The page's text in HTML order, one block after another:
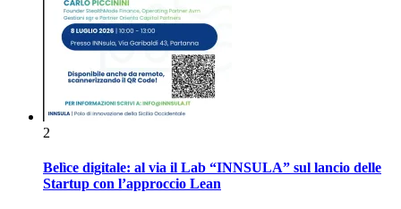
2
Belìce digitale: al via il Lab “INNSULA” sul lancio delle
Startup con l’approccio Lean